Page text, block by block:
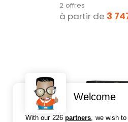
Rapport signal bruit :
2 offres
à partir de 3
Welcome
With our 226partners, we wish